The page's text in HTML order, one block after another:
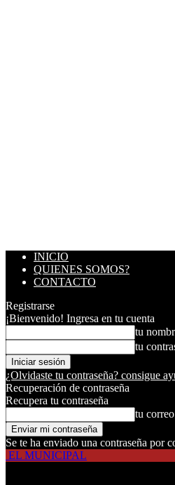
INICIO
QUIENES SOMOS?
CONTACTO
Registrarse
¡Bienvenido! Ingresa en tu cuenta
tu
tu
¿Olvidaste tu contraseña? consigue
Recuperación de contraseña
Recupera tu contraseña
tu
Se te ha enviado una contraseña por
EL MUNICIPAL